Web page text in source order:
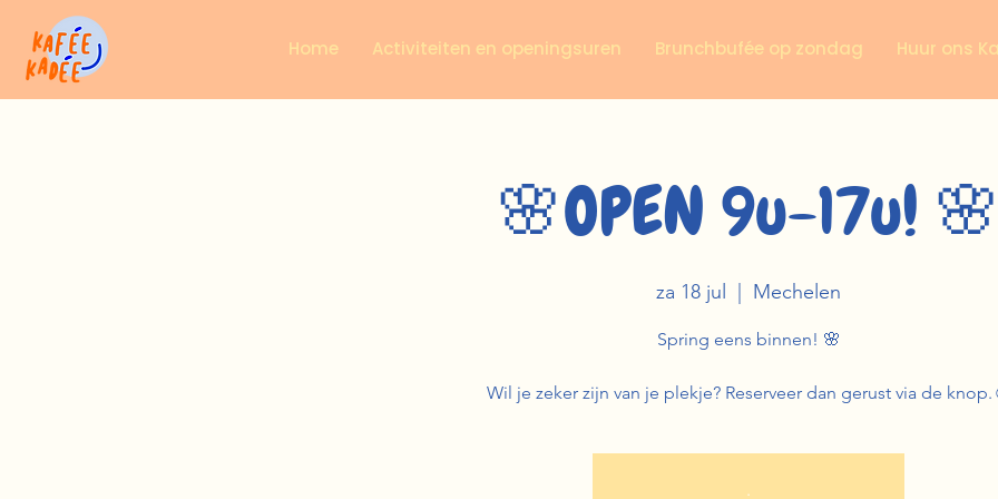
Home Activiteiten en openingsuren Brunchbufée op zondag Huur ons
🌸OPEN 9u-17u! 🌸
za 18 jul Mechelen
Spring eens binnen! 🌸
Wil je zeker zijn van je plekje? Reserveer dan gerust via de
.